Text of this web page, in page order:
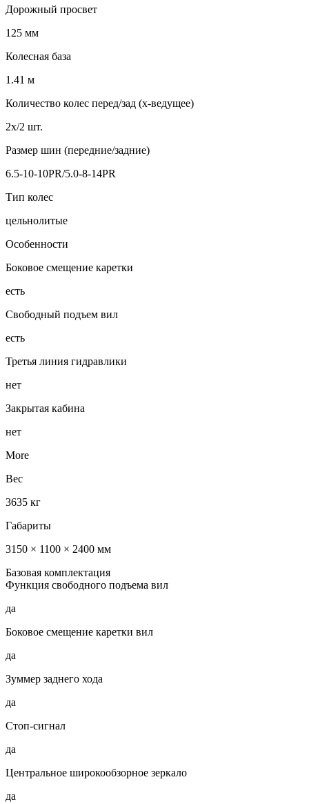
Дорожный просвет
125 мм
Колесная база
1.41 м
Количество колес перед/зад (x-ведущее)
2x/2 шт.
Размер шин (передние/задние)
6.5-10-10PR/5.0-8-14PR
Тип колес
цельнолитые
Особенности
Боковое смещение каретки
есть
Свободный подъем вил
есть
Третья линия гидравлики
нет
Закрытая кабина
нет
More
Вес
3635 кг
Габариты
3150 × 1100 × 2400 мм
Базовая комплектация
Функция свободного подъема вил
да
Боковое смещение каретки вил
да
Зуммер заднего хода
да
Стоп-сигнал
да
Центральное широкообзорное зеркало
да